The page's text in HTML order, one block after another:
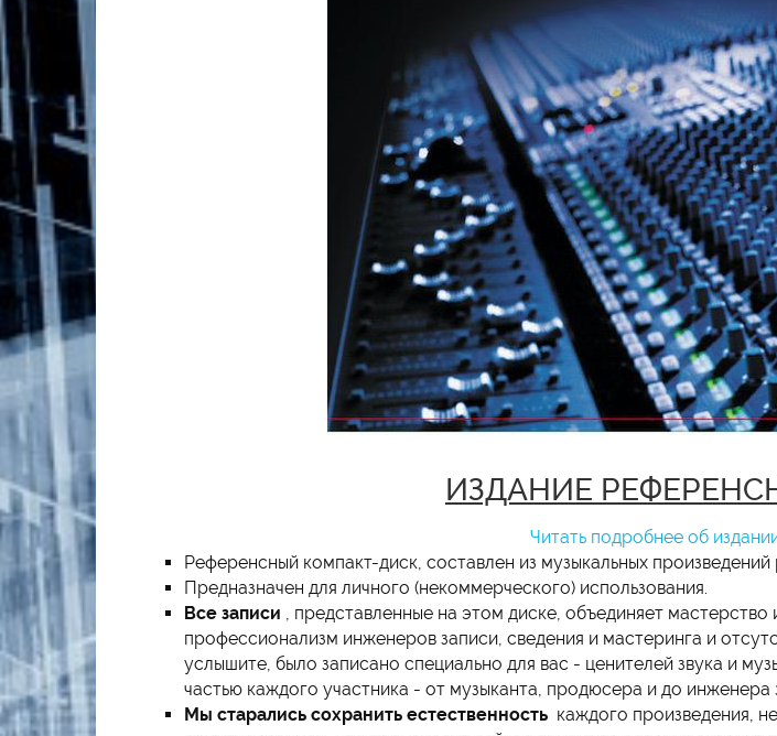
ИЗДАНИЕ
Читать подробнее об
Референсный компакт-диск, составлен из музыкальных
Предназначен для личного (некоммерческого) использования.
Все записи , представленные на этом диске, объединяет
профессионализм инженеров записи, сведения и мастеринга и
услышите, было записано специально для вас - ценителей звука и
частью каждого участника - от музыканта, продюсера и до инженера
Мы старались сохранить естественность каждого произведения,